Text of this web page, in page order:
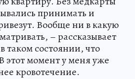
принимать и
Вообще ни в какую
– рассказывает
таком состоянии, что
этот момент у меня уже
кровотечение.